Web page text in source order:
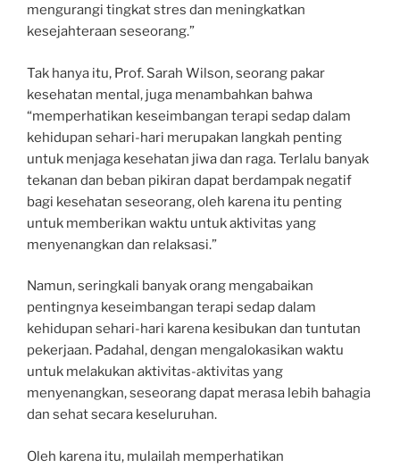
mengurangi tingkat stres dan meningkatkan
kesejahteraan seseorang.”
Tak hanya itu, Prof. Sarah Wilson, seorang pakar
kesehatan mental, juga menambahkan bahwa
“memperhatikan keseimbangan terapi sedap dalam
kehidupan sehari-hari merupakan langkah penting
untuk menjaga kesehatan jiwa dan raga. Terlalu banyak
tekanan dan beban pikiran dapat berdampak negatif
bagi kesehatan seseorang, oleh karena itu penting
untuk memberikan waktu untuk aktivitas yang
menyenangkan dan relaksasi.”
Namun, seringkali banyak orang mengabaikan
pentingnya keseimbangan terapi sedap dalam
kehidupan sehari-hari karena kesibukan dan tuntutan
pekerjaan. Padahal, dengan mengalokasikan waktu
untuk melakukan aktivitas-aktivitas yang
menyenangkan, seseorang dapat merasa lebih bahagia
dan sehat secara keseluruhan.
Oleh karena itu, mulailah memperhatikan